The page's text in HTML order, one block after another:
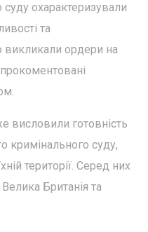
охарактеризували
та
викликали ордери на
висловили готовність
кримінального суду,
території. Серед них
Британія та